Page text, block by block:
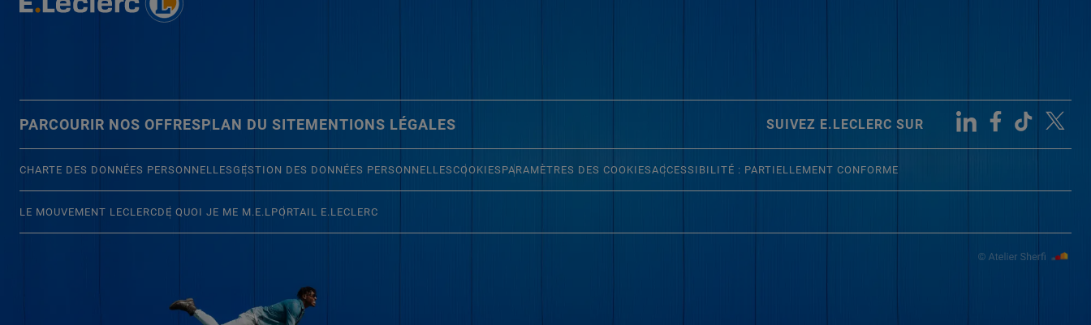
PARCOURIR NOS OFFRESPLAN DU SITEMENTIONS LÉGALES SUIVEZ E.LECLERC SUR
CHARTE DES DONNÉES PERSONNELLESGESTION DES DONNÉES PERSONNELLESCOOKIES PARAMÈTRES DES COOKIESACCESSIBILITÉ : PARTIELLEMENT CONFORME
LE MOUVEMENT LECLERCDE QUOI JE ME M.E.LPORTAIL E.LECLERC